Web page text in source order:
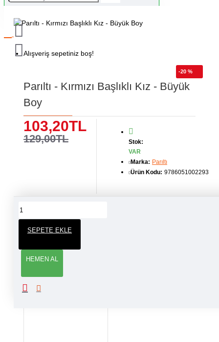
Alışveriş sepetiniz boş!
-20 %
Parıltı - Kırmızı Başlıklı Kız - Büyük
Boy
103,20TL
129,00TL
Stok:
VAR
Marka: Parıltı
Ürün Kodu: 9786051002293
SEPETE EKLE
HEMEN AL
ÜRÜN YORUMLARI